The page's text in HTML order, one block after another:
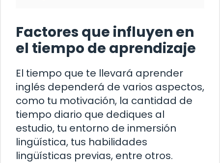
Factores que influyen en
el tiempo de aprendizaje
El tiempo que te llevará aprender
inglés dependerá de varios aspectos,
como tu motivación, la cantidad de
tiempo diario que dediques al
estudio, tu entorno de inmersión
lingüística, tus habilidades
lingüísticas previas, entre otros.